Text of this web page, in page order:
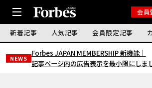
会員
新着記事 人気記事 会員限定記事
NEWS
Forbes JAPAN MEMBERSHIP 新機能｜
記事ページ内の広告表示を最小限にしま